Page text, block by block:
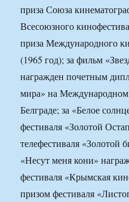
приза Союза
Всесоюзного
приза Международного
(1965 год); за фильм
награжден почетным
мира» на Международном
Белграде; за «Белое
фестиваля «Золотой
телефестиваля «Золотой
«Несут меня кони»
фестиваля «Крымская
призом фестиваля